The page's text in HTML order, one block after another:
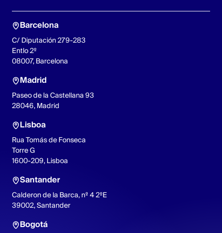
Barcelona
C/ Diputación 279-283
Entlo 2º
08007, Barcelona
Madrid
Paseo de la Castellana 93
28046, Madrid
Lisboa
Rua Tomás de Fonseca
Torre G
1600-209, Lisboa
Santander
Calderon de la Barca, nº 4 2ºE
39002, Santander
Bogotá